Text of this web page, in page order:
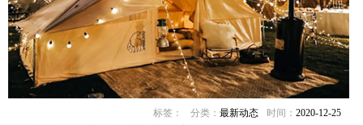
时间：2020-12-25
分类：最新动态
标签：